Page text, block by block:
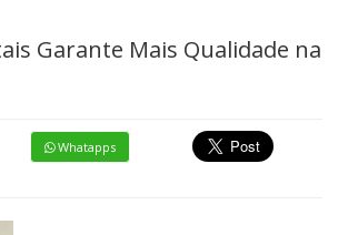
Garante Mais Qualidade na
Whatapps